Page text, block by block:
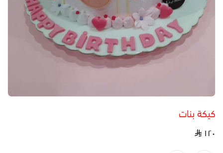
كيكة بنات
١٢٠